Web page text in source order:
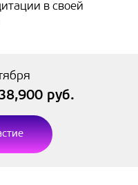
в своей
руб.